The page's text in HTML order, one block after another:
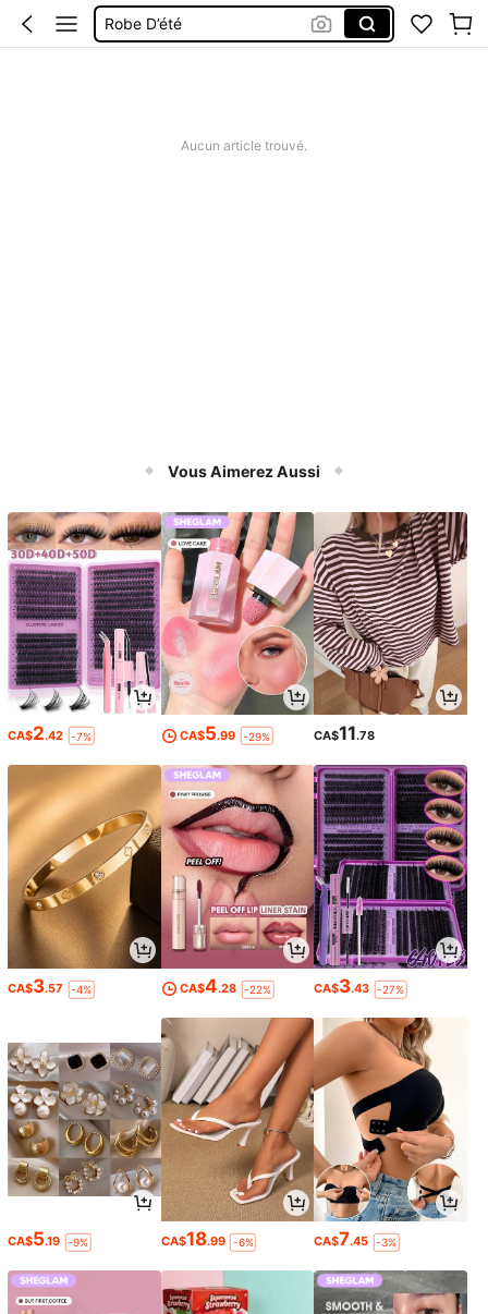
Robe D’été
Aucun article trouvé.
Vous Aimerez Aussi
CA$2.42 -7% CA$5.99 -29% CA$11.78
CA$3.57 -4% CA$4.28 -22% CA$3.43 -27%
CA$5.19 -9% CA$18.99 -6% CA$7.45 -3%